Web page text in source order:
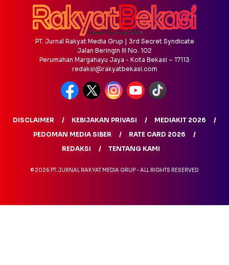
PT. Jurnal Rakyat Media Grup | 3rd Secret Syndicate
Jalan Beringin III No. 102
Perumahan Margahayu Jaya - Kota Bekasi – 17113
redaksi@rakyatbekasi.com
DISCLAIMER KEBIJAKAN PRIVASI
MEDIAKIT 2026
PEDOMAN MEDIA SIBER
RATE CARD 2026
REDAKSI
TENTANG KAMI
© 2026 PT. JURNAL RAKYAT MEDIA GRUP - ALL RIGHTS RESERVED